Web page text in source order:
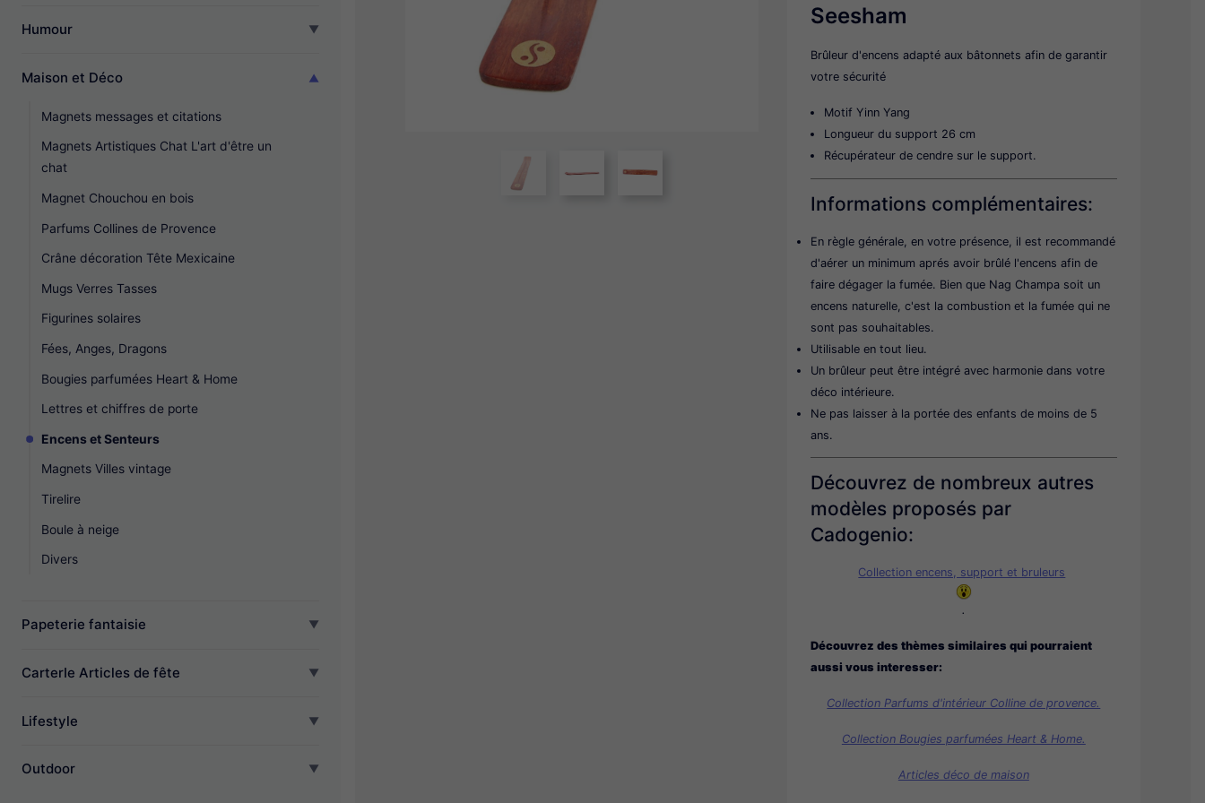
Humour
Maison et Déco
Magnets messages et citations
Magnets Artistiques Chat L'art d'être un
chat
Magnet Chouchou en bois
Parfums Collines de Provence
Crâne décoration Tête Mexicaine
Mugs Verres Tasses
Figurines solaires
Fées, Anges, Dragons
Bougies parfumées Heart & Home
Lettres et chiffres de porte
Encens et Senteurs
Magnets Villes vintage
Tirelire
Boule à neige
Divers
Papeterie fantaisie
CarterIe Articles de fête
Lifestyle
Outdoor
Seesham
Brûleur d'encens adapté aux bâtonnets afin de garantir
votre sécurité
Motif Yinn Yang
Longueur du support 26 cm
Récupérateur de cendre sur le support.
Informations complémentaires:
En règle générale, en votre présence, il est recommandé
d'aérer un minimum aprés avoir brûlé l'encens afin de
faire dégager la fumée. Bien que Nag Champa soit un
encens naturelle, c'est la combustion et la fumée qui ne
sont pas souhaitables.
Utilisable en tout lieu.
Un brûleur peut être intégré avec harmonie dans votre
déco intérieure.
Ne pas laisser à la portée des enfants de moins de 5
ans.
Découvrez de nombreux autres
modèles proposés par
Cadogenio:
Collection encens, support et bruleurs
.
Découvrez des thèmes similaires qui pourraient
aussi vous interesser:
Collection Parfums d'intérieur Colline de provence.
Collection Bougies parfumées Heart & Home.
Articles déco de maison